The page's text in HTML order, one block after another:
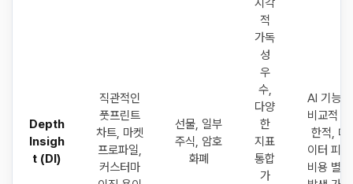
Depth
Insigh
t (DI)
직관적인
풋프린트
차트, 마켓
프로파일,
커스터마
선물, 일부
주식, 암호
화폐
시각
적
가독
성
우
수,
다양
한
지표
통합
가
AI 기능은
비교적 제
한적, 데
이터 피드
비용 별도